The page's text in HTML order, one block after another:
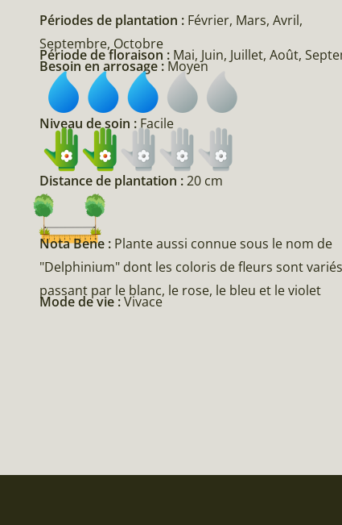
Périodes de plantation : Février, Mars, Avril,
Septembre, Octobre
Période de floraison : Mai, Juin, Juillet, Août,
Besoin en arrosage : Moyen
Niveau de soin :Facile
Distance de plantation :20 cm
Nota Bene : Plante aussi connue sous le nom de
"Delphinium" dont les coloris de fleurs sont
passant par le blanc, le rose, le bleu et le violet
Mode de vie :Vivace